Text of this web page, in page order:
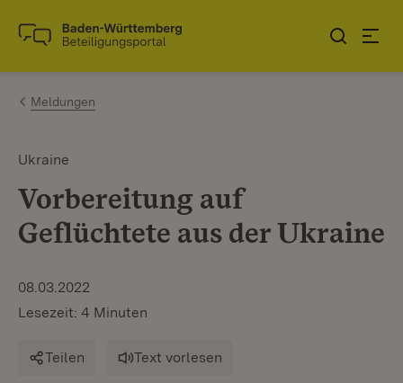
Zum Inhalt springen
Link zur Startseite
Meldungen
Ukraine
Vorbereitung auf
Geflüchtete aus der Ukraine
08.03.2022
Lesezeit: 4 Minuten
Teilen Text vorlesen